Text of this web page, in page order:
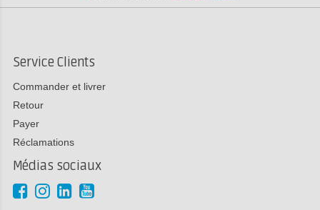
Service Clients
Commander et livrer
Retour
Payer
Réclamations
Médias sociaux